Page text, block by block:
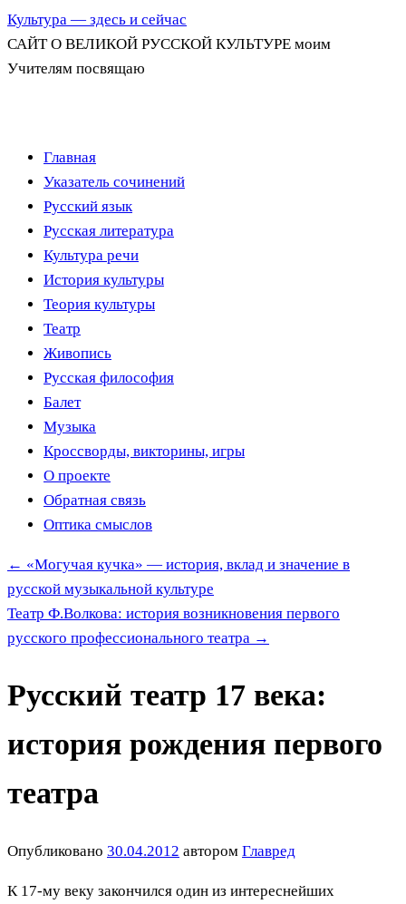
Культура — здесь и сейчас
САЙТ О ВЕЛИКОЙ РУССКОЙ КУЛЬТУРЕ моим
Учителям посвящаю
Перейти
содержимому
Главная
Указатель сочинений
Русский язык
Русская литература
Культура речи
История культуры
Теория культуры
Театр
Живопись
Русская философия
Балет
Музыка
Кроссворды, викторины, игры
О проекте
Обратная связь
Оптика смыслов
← «Могучая кучка» — история, вклад и значение в
русской музыкальной культуре
Театр Ф.Волкова: история возникновения первого
русского профессионального театра →
Русский театр 17 века:
история рождения первого
театра
Опубликовано 30.04.2012 автором Главред
К 17-му веку закончился один из интереснейших